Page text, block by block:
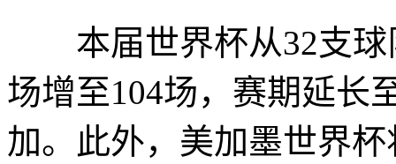
本届世界杯从32支球
场增至104场，赛期延长
加。此外，美加墨世界